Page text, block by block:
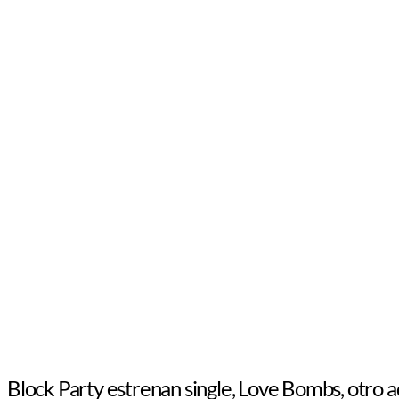
Block Party estrenan single, Love Bombs, otro